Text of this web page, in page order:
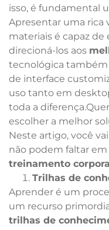
isso, é fundamental
Apresentar uma rica
materiais é capaz de
direcioná-los aos
tecnológica também
de interface
uso tanto em
toda a
escolher a melhor
Neste artigo, você
não podem faltar
treinamento
Trilhas de
Aprender é um
um recurso
trilhas de